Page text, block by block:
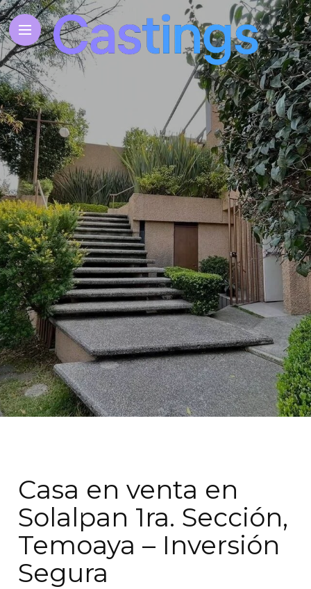
Casa en venta en
Solalpan 1ra. Sección,
Temoaya – Inversión
Segura